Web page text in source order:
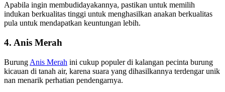
Apabila ingin membudidayakannya, pastikan untuk memilih
indukan berkualitas tinggi untuk menghasilkan anakan berkualitas
pula untuk mendapatkan keuntungan lebih.
4. Anis Merah
Burung Anis Merah ini cukup populer di kalangan pecinta burung
kicauan di tanah air, karena suara yang dihasilkannya terdengar unik
nan menarik perhatian pendengarnya.